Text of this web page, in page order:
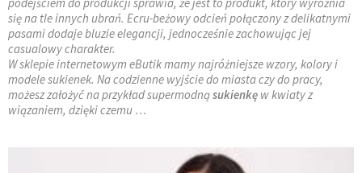
się na tle innych ubrań. Ecru-beżowy odcień połączony z delikatnymi
pasami dodaje bluzie elegancji, jednocześnie zachowując jej
casualowy charakter.
W sklepie internetowym eButik mamy najróżniejsze wzory, kolory i
modele sukienek. Na codzienne wyjście do miasta czy do pracy,
możesz założyć na przykład supermodnąsukienkę w kwiaty z
wiązaniem, dzięki czemu …